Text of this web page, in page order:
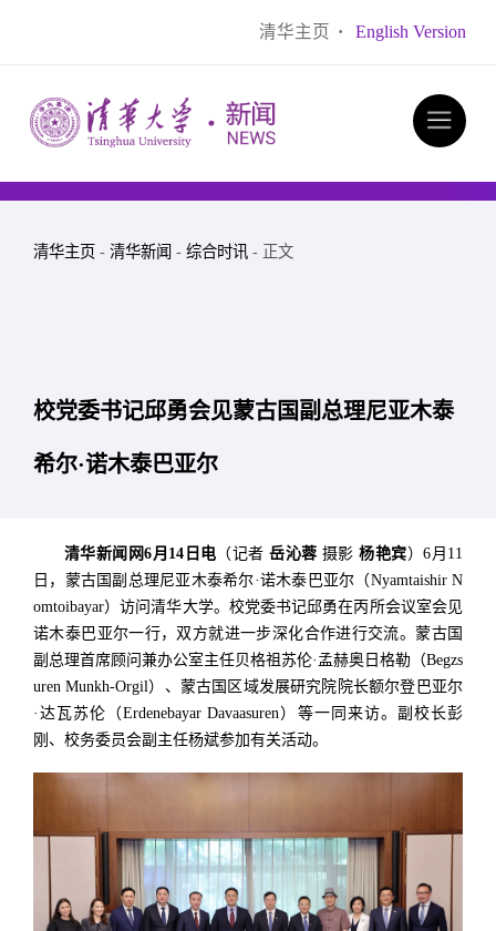
清华主页 · English Version
清华主页 - 清华新闻 - 综合时讯 - 正文
校党委书记邱勇会见蒙古国副总理尼亚木泰
希尔·诺木泰巴亚尔
清华新闻网6月14日电 （记者岳沁蓉摄影杨艳宾）6月11
日，蒙古国副总理尼亚木泰希尔·诺木泰巴亚尔（Nyamtaishir N
omtoibayar）访问清华大学。校党委书记邱勇在丙所会议室会见
诺木泰巴亚尔一行，双方就进一步深化合作进行交流。蒙古国
副总理首席顾问兼办公室主任贝格祖苏伦·孟赫奥日格勒（Begzs
uren Munkh-Orgil）、蒙古国区域发展研究院院长额尔登巴亚尔
·达瓦苏伦（Erdenebayar Davaasuren）等一同来访。副校长彭
刚、校务委员会副主任杨斌参加有关活动。